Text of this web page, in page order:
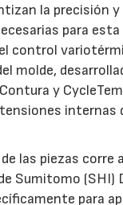
la precisión y
para
control
molde,
y
internas
las piezas corre
Sumitomo (SHI)
para